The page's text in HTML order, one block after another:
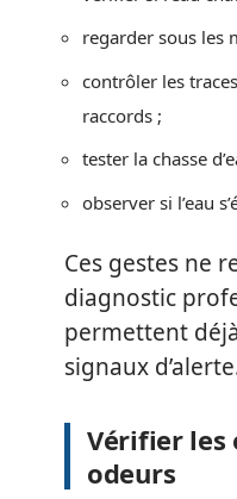
regarder sous les
contrôler les
raccords ;
tester la chasse
observer si l’eau
Ces gestes ne
diagnostic
permettent
signaux
Vérifier les
odeurs